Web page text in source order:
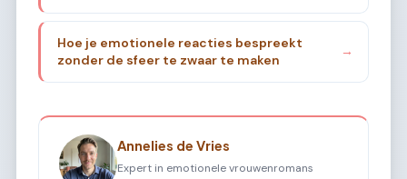
Hoe je emotionele reacties bespreekt
zonder de sfeer te zwaar te maken
→
Annelies de Vries
Expert in emotionele vrouwenromans